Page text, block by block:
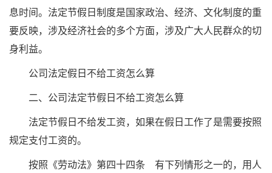
息时间。法定节假日制度是国家政治、经济、文化制度的重
要反映，涉及经济社会的多个方面，涉及广大人民群众的切
身利益。
公司法定假日不给工资怎么算
二、公司法定节假日不给工资怎么算
法定节假日不给发工资，如果在假日工作了是需要按照
规定支付工资的。
按照《劳动法》第四十四条 有下列情形之一的，用人